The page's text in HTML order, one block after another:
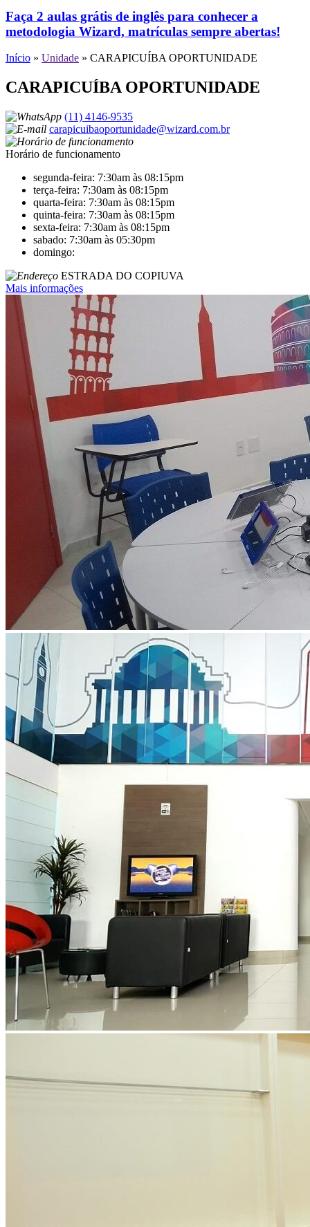
Faça 2 aulas grátis de inglês para conhecer a
metodologia Wizard, matrículas sempre abertas!
Início » Unidade » CARAPICUÍBA OPORTUNIDADE
CARAPICUÍBA OPORTUNIDADE
(11) 4146-9535
carapicuibaoportunidade@wizard.com.br
Horário de funcionamento
segunda-feira: 7:30am às 08:15pm
terça-feira: 7:30am às 08:15pm
quarta-feira: 7:30am às 08:15pm
quinta-feira: 7:30am às 08:15pm
sexta-feira: 7:30am às 08:15pm
sabado: 7:30am às 05:30pm
domingo:
ESTRADA DO COPIUVA
Mais informações